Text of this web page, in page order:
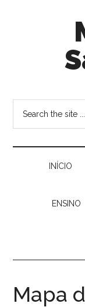
INÍ­CIO
ENSINO
Mapa